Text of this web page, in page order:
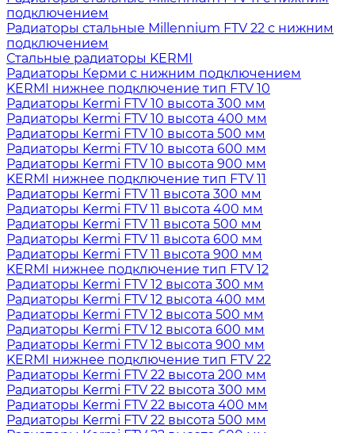
подключением
Радиаторы стальные Millennium FTV 22 с нижним
подключением
Стальные радиаторы KERMI
Радиаторы Керми с нижним подключением
KERMI нижнее подключение тип FTV 10
Радиаторы Kermi FTV 10 высота 300 мм
Радиаторы Kermi FTV 10 высота 400 мм
Радиаторы Kermi FTV 10 высота 500 мм
Радиаторы Kermi FTV 10 высота 600 мм
Радиаторы Kermi FTV 10 высота 900 мм
KERMI нижнее подключение тип FTV 11
Радиаторы Kermi FTV 11 высота 300 мм
Радиаторы Kermi FTV 11 высота 400 мм
Радиаторы Kermi FTV 11 высота 500 мм
Радиаторы Kermi FTV 11 высота 600 мм
Радиаторы Kermi FTV 11 высота 900 мм
KERMI нижнее подключение тип FTV 12
Радиаторы Kermi FTV 12 высота 300 мм
Радиаторы Kermi FTV 12 высота 400 мм
Радиаторы Kermi FTV 12 высота 500 мм
Радиаторы Kermi FTV 12 высота 600 мм
Радиаторы Kermi FTV 12 высота 900 мм
KERMI нижнее подключение тип FTV 22
Радиаторы Kermi FTV 22 высота 200 мм
Радиаторы Kermi FTV 22 высота 300 мм
Радиаторы Kermi FTV 22 высота 400 мм
Радиаторы Kermi FTV 22 высота 500 мм